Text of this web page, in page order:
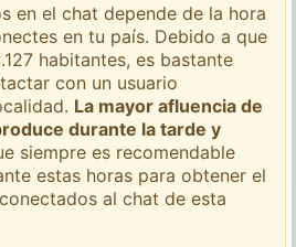
en el chat depende de la hora
en tu país. Debido a que
habitantes, es bastante
con un usuario
La mayor afluencia de
durante la tarde y
siempre es recomendable
estas horas para obtener el
al chat de esta